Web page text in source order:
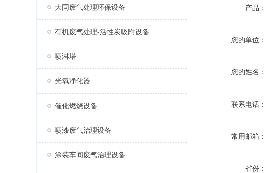
大同废气处理环保设备
有机废气处理-活性炭吸附设备
喷淋塔
光氧净化器
催化燃烧设备
喷漆废气治理设备
涂装车间废气治理设备
产品：
您的单位：
您的姓名：
联系电话：
常用邮箱：
省份：